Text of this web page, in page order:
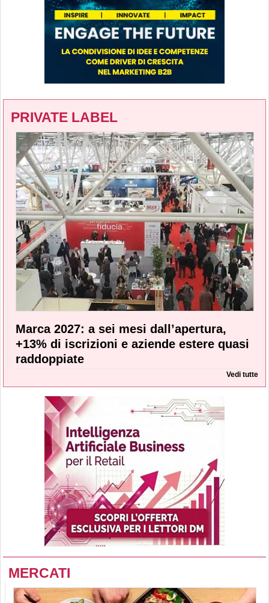
PRIVATE LABEL
Marca 2027: a sei mesi dall’apertura,
+13% di iscrizioni e aziende estere quasi
raddoppiate
Vedi tutte
MERCATI